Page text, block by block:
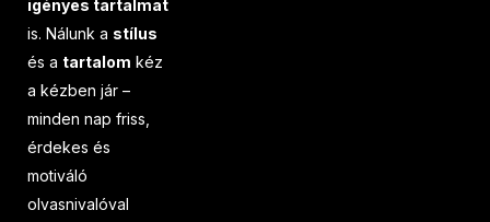
igényes tartalmat
is. Nálunk a stílus
és a tartalom kéz
a kézben jár –
minden nap friss,
érdekes és
motiváló
olvasnivalóval